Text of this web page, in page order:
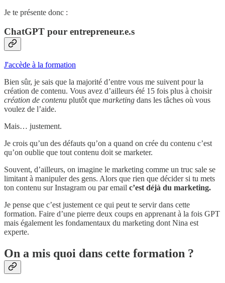
Je te présente donc :
ChatGPT pour entrepreneur.e.s
J'accède à la formation
Bien sûr, je sais que la majorité d’entre vous me suivent pour la
création de contenu. Vous avez d’ailleurs été 15 fois plus à choisir
création de contenu plutôt que marketing dans les tâches où vous
voulez de l’aide.
Mais… justement.
Je crois qu’un des défauts qu’on a quand on crée du contenu c’est
qu’on oublie que tout contenu doit se marketer.
Souvent, d’ailleurs, on imagine le marketing comme un truc sale se
limitant à manipuler des gens. Alors que rien que décider si tu mets
ton contenu sur Instagram ou par email c’est déjà du marketing.
Je pense que c’est justement ce qui peut te servir dans cette
formation. Faire d’une pierre deux coups en apprenant à la fois GPT
mais également les fondamentaux du marketing dont Nina est
experte.
On a mis quoi dans cette formation ?